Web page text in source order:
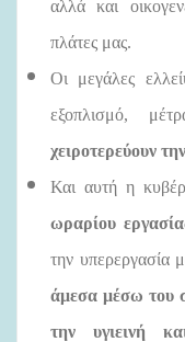
αλλά και
πλάτες μας.
Οι μεγάλες
εξοπλισμό,
χειροτερεύουν
Και αυτή η
ωραρίου
την υπερεργασία
άμεσα μέσω του
την υγιεινή